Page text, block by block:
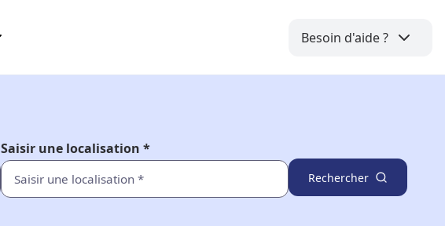
Besoin d'aide ?
Saisir une localisation *
Rechercher